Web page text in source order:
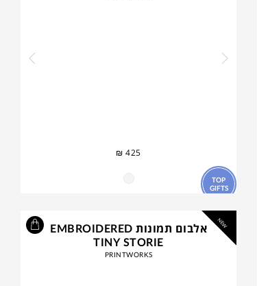
₪ 425
TOP
GIFTS
NEW
אלבום תמונות EMBROIDERED
TINY STORIE
PRINTWORKS